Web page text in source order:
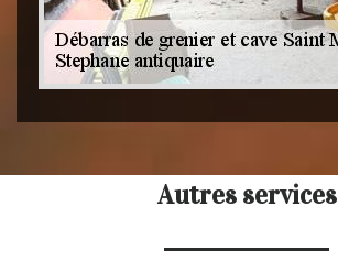
Autres services